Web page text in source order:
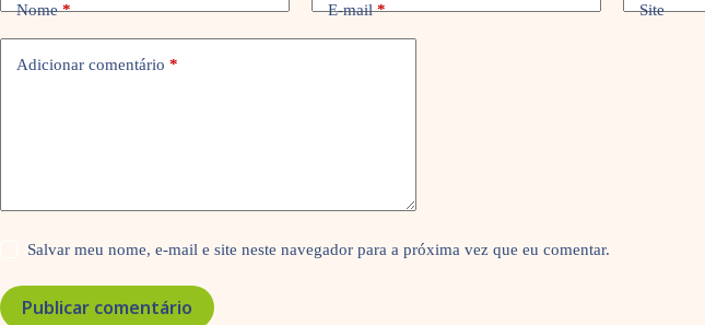
Nome* E-mail* Site
Adicionar comentário *
Salvar meu nome, e-mail e site neste navegador para a próxima vez que eu comentar.
Publicar comentário